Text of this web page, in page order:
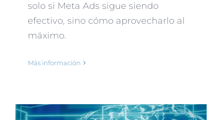
solo si Meta Ads sigue siendo
efectivo, sino cómo aprovecharlo al
máximo.
Más información